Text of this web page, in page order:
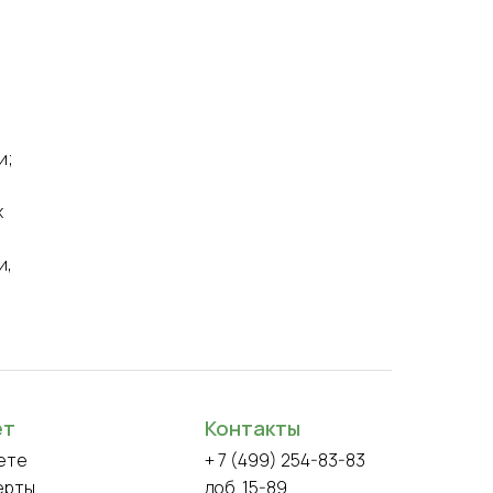
+ 7 (499) 254-83-83
доб. 15-89
Контакты